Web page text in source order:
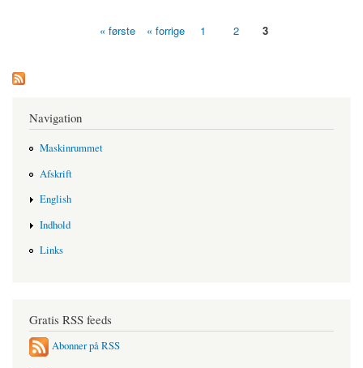
« første « forrige 1 2 3
Navigation
Maskinrummet
Afskrift
English
Indhold
Links
Gratis RSS feeds
Abonner på RSS